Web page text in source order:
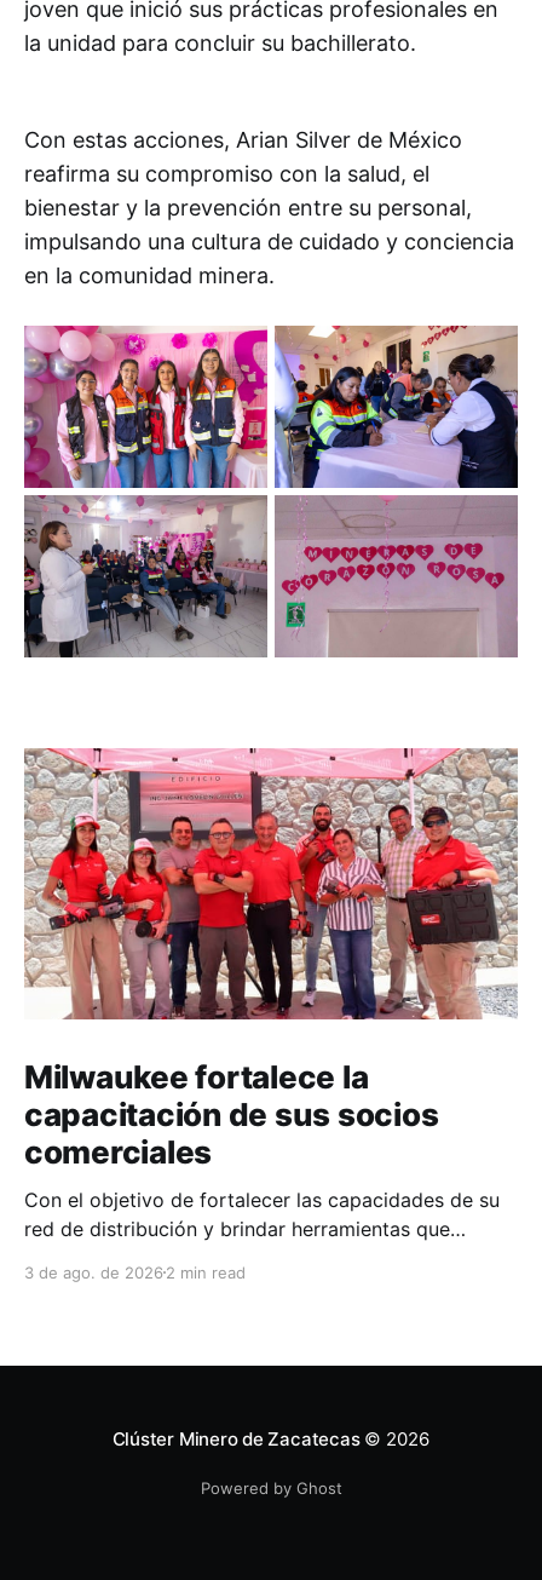
joven que inició sus prácticas profesionales en
la unidad para concluir su bachillerato.
Con estas acciones, Arian Silver de México
reafirma su compromiso con la salud, el
bienestar y la prevención entre su personal,
impulsando una cultura de cuidado y conciencia
en la comunidad minera.
Milwaukee fortalece la
capacitación de sus socios
comerciales
Con el objetivo de fortalecer las capacidades de su
red de distribución y brindar herramientas que
técnico, Milwaukee llevó a cabo una capacitación
distribuidor FiZac. La
3 de ago. de 2026 2 min read
Clúster Minero de Zacatecas© 2026
Powered by Ghost